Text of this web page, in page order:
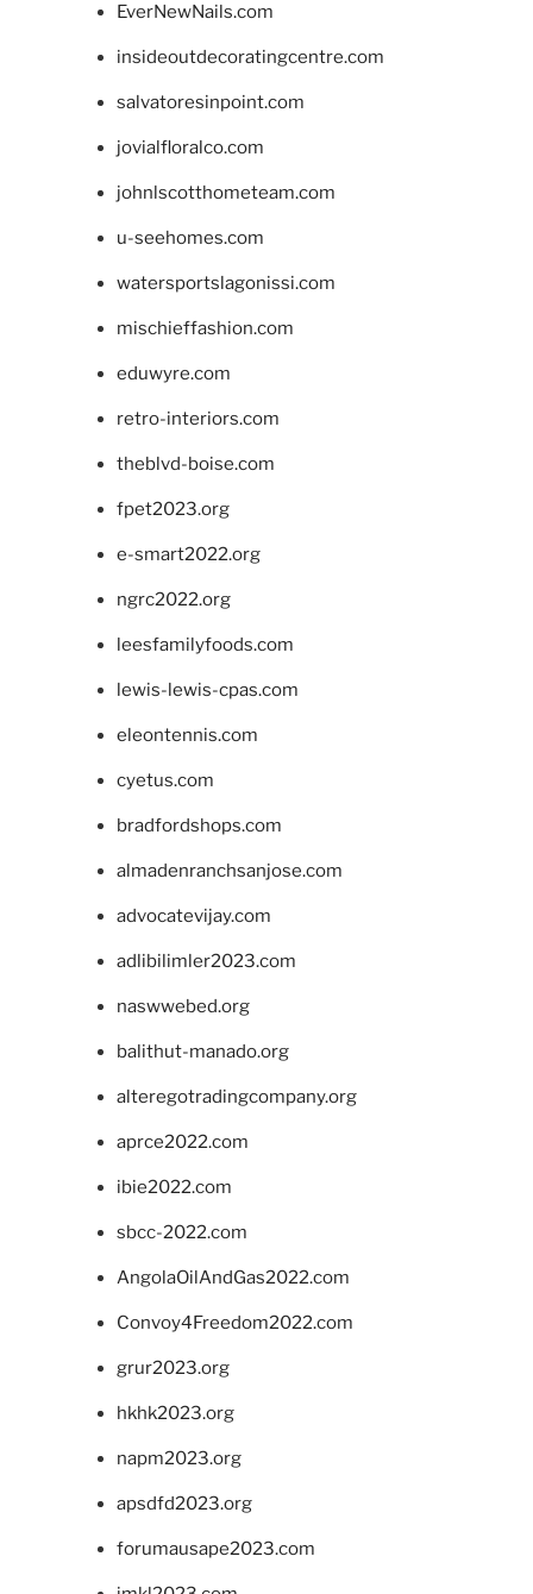
EverNewNails.com
insideoutdecoratingcentre.com
salvatoresinpoint.com
jovialfloralco.com
johnlscotthometeam.com
u-seehomes.com
watersportslagonissi.com
mischieffashion.com
eduwyre.com
retro-interiors.com
theblvd-boise.com
fpet2023.org
e-smart2022.org
ngrc2022.org
leesfamilyfoods.com
lewis-lewis-cpas.com
eleontennis.com
cyetus.com
bradfordshops.com
almadenranchsanjose.com
advocatevijay.com
adlibilimler2023.com
naswwebed.org
balithut-manado.org
alteregotradingcompany.org
aprce2022.com
ibie2022.com
sbcc-2022.com
AngolaOilAndGas2022.com
Convoy4Freedom2022.com
grur2023.org
hkhk2023.org
napm2023.org
apsdfd2023.org
forumausape2023.com